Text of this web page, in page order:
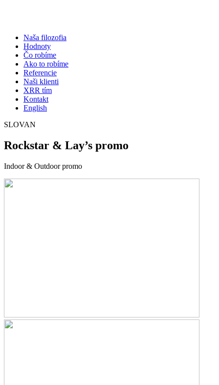
Naša filozofia
Hodnoty
Čo robíme
Ako to robíme
Referencie
Naši klienti
XRR tím
Kontakt
English
SLOVAN
Rockstar & Lay’s promo
Indoor & Outdoor promo